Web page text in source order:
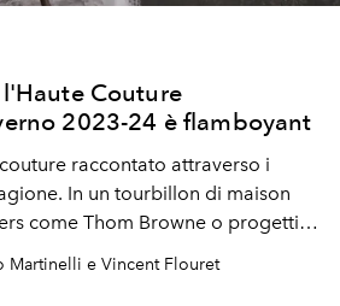
Couture
2023-24 è flamboyant
raccontato attraverso i
In un tourbillon di maison
come Thom Browne o progetti
tra Jean-Paul Gaultier e
Martinelli e Vincent Flouret